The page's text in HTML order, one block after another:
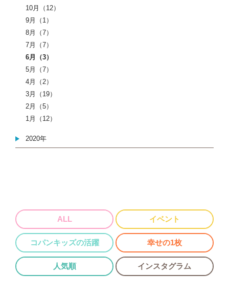
10月（12）
9月（1）
8月（7）
7月（7）
6月（3）
5月（7）
4月（2）
3月（19）
2月（5）
1月（12）
2020年
ALL イベント
コパンキッズの活躍 幸せの1枚
人気順 インスタグラム